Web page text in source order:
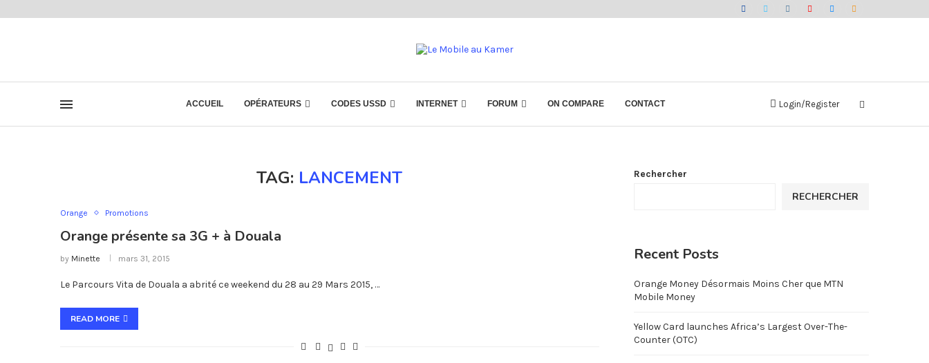
ACCUEIL OPÉRATEURS CODES USSD INTERNET FORUM ON COMPARE CONTACT Login/Register
TAG: LANCEMENT
Orange Promotions
Orange présente sa 3G + à Douala
by Minette mars 31, 2015
Le Parcours Vita de Douala a abrité ce weekend du 28 au 29 Mars 2015, …
READ MORE
Rechercher
RECHERCHER
Recent Posts
Orange Money Désormais Moins Cher que MTN
Mobile Money
Yellow Card launches Africa’s Largest Over-The-
Counter (OTC)